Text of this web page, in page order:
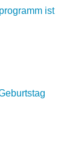
ist